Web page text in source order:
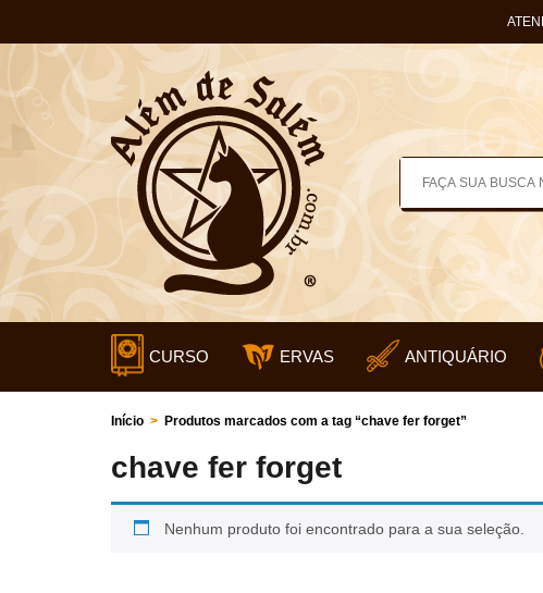
CURSO ERVAS ANTIQUÁRIO
Início > Produtos marcados com a tag “chave fer forget”
chave fer forget
Nenhum produto foi encontrado para a sua seleção.